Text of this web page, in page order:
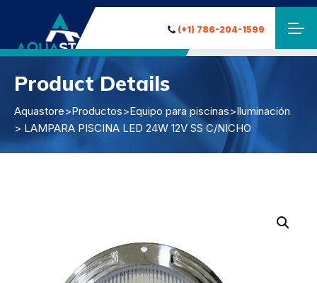
(+1) 786-204-1599
Product Details
Aquastore>Productos>Equipo para piscinas>Iluminación
> LAMPARA PISCINA LED 24W 12V SS C/NICHO